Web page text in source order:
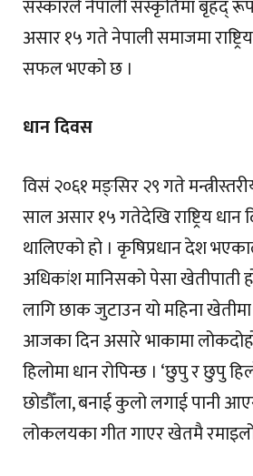
संस्कारले नेपाली संस्कृतिमा बृहद्
असार १५ गते नेपाली समाजमा
सफल भएको छ ।
धान दिवस
विसं २०६१ मङ्सिर २९ गते
साल असार १५ गतेदेखि राष्ट्रिय
थालिएको हो । कृषिप्रधान देश
अधिकांश मानिसको पेसा खेतीपाती
लागि छाक जुटाउन यो महिना
आजका दिन असारे भाकामा
हिलोमा धान रोपिन्छ । ‘छुपु र छुपु
छोडौँला, बनाई कुलो लगाई पानी
लोकलयका गीत गाएर खेतमै रमाइलो